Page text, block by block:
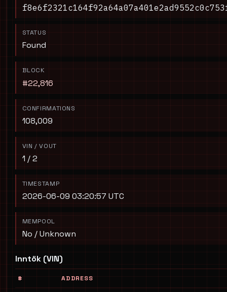
STATUS
Found
BLOCK
#22,816
CONFIRMATIONS
108,009
VIN / VOUT
1 / 2
TIMESTAMP
2026-06-09 03:20:57 UTC
MEMPOOL
No / Unknown
Inntök (VIN)
# ADDRESS